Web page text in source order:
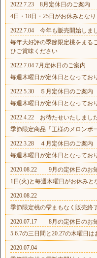
2022.7.23 8月定休日のご案内
4日・18日・25日がお休みとな
2022.7.04 今年も販売開始しま
毎年大好評の季節限定桃をまる
ひご賞味ください
2022.7.04 7月定休日のご案内
毎週木曜日が定休日となってお
2022.5.30 ５月定休日のご案内
毎週木曜日が定休日となってお
2022.4.22 お待たせいたしまし
季節限定商品「王様のメロンボ
2022.3.28 ４月定休日のご案内
毎週木曜日が定休日となってお
2020.08.22 9月の定休日のお
1日(火)と毎週木曜日がお休みと
2020.08.22
季節限定桃の雫まもなく販売終
2020.07.17 8月の定休日のお
5.6.7の三日間と20.27の木曜日は
2020.07.04